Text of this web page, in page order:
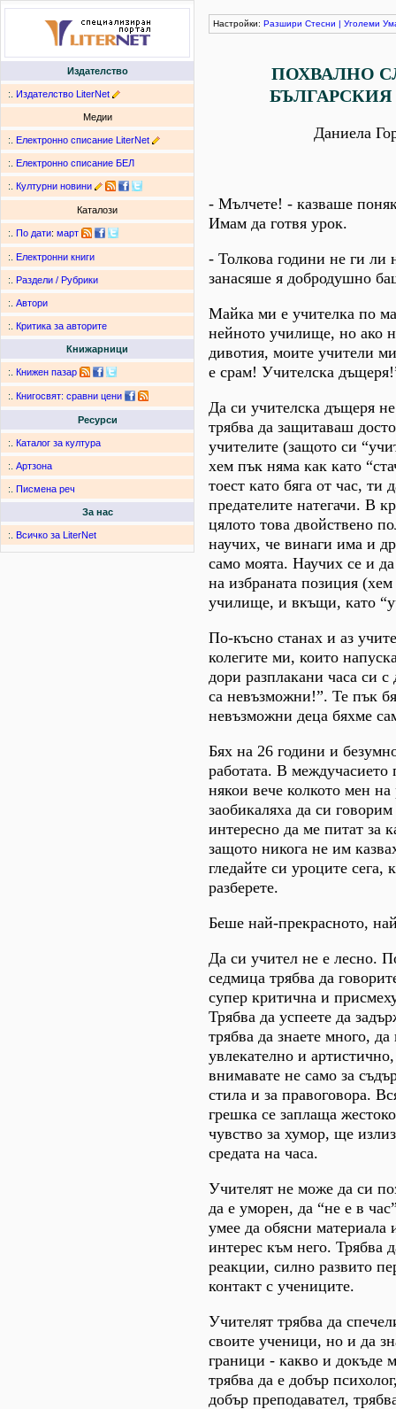
Издателство
:. Издателство LiterNet
Медии
:. Електронно списание LiterNet
:. Електронно списание БЕЛ
:. Културни новини
Каталози
:. По дати: март
:. Електронни книги
:. Раздели / Рубрики
:. Автори
:. Критика за авторите
Книжарници
:. Книжен пазар
:. Книгосвят: сравни цени
Ресурси
:. Каталог за култура
:. Артзона
:. Писмена реч
За нас
:. Всичко за LiterNet
Настройки: Разшири Стесни | Уголеми
ПОХВАЛНО
Даниела
- Мълчете! - казваше
Имам да готвя урок.
- Толкова години не ги ли
занасяше я добродушно
Майка ми е учителка по
нейното училище, но ако
дивотия, моите учители
е срам! Учителска
Да си учителска дъщеря
трябва да защитаваш
учителите (защото си
хем пък няма как като
тоест като бяга от час, ти
предателите натегачи. В
цялото това двойствено
научих, че винаги има и
само моята. Научих се и
на избраната позиция
училище, и вкъщи, като
По-късно станах и аз
колегите ми, които
дори разплакани часа си
са невъзможни!”. Те пък
невъзможни деца бяхме
Бях на 26 години и
работата. В междучасието
някои вече колкото мен на
заобикаляха да си
интересно да ме питат за
защото никога не им
гледайте си уроците сега,
разберете.
Беше най-прекрасното,
Да си учител не е лесно.
седмица трябва да
супер критична и
Трябва да успеете да
трябва да знаете много, да
увлекателно и
внимавате не само за
стила и за правоговора.
грешка се заплаща
чувство за хумор, ще
средата на часа.
Учителят не може да си
да е уморен, да “не е в
умее да обясни материала
интерес към него. Трябва
реакции, силно развито
контакт с учениците.
Учителят трябва да
своите ученици, но и да
граници - какво и докъде
трябва да е добър
добър преподавател,